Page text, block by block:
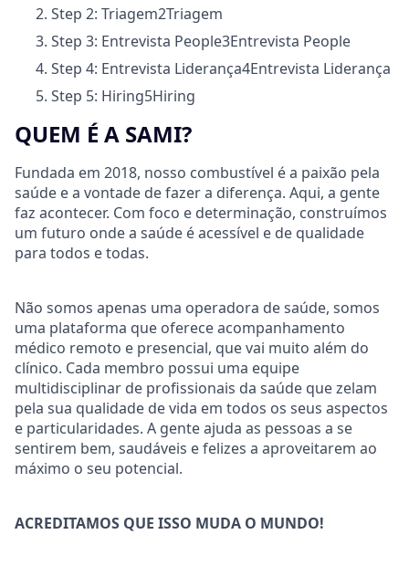
Step 2: Triagem2Triagem
Step 3: Entrevista People3Entrevista People
Step 4: Entrevista Liderança4Entrevista Liderança
Step 5: Hiring5Hiring
QUEM É A SAMI?
Fundada em 2018, nosso combustível é a paixão pela
saúde e a vontade de fazer a diferença. Aqui, a gente
faz acontecer. Com foco e determinação, construímos
um futuro onde a saúde é acessível e de qualidade
para todos e todas.
Não somos apenas uma operadora de saúde, somos
uma plataforma que oferece acompanhamento
médico remoto e presencial, que vai muito além do
clínico. Cada membro possui uma equipe
multidisciplinar de profissionais da saúde que zelam
pela sua qualidade de vida em todos os seus aspectos
e particularidades. A gente ajuda as pessoas a se
sentirem bem, saudáveis e felizes a aproveitarem ao
máximo o seu potencial.
ACREDITAMOS QUE ISSO MUDA O MUNDO!